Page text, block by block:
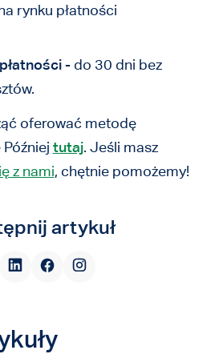
rynku płatności
- do 30 dni bez
oferować metodę
Później tutaj. Jeśli masz
z nami, chętnie pomożemy!
artykuł